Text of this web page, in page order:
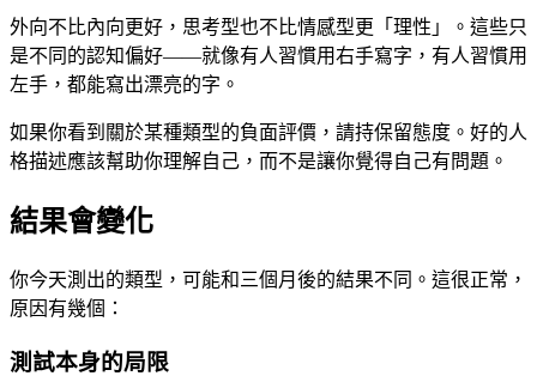
外向不比內向更好，思考型也不比情感型更「理性」。這些只
是不同的認知偏好——就像有人習慣用右手寫字，有人習慣用
左手，都能寫出漂亮的字。
如果你看到關於某種類型的負面評價，請持保留態度。好的人
格描述應該幫助你理解自己，而不是讓你覺得自己有問題。
結果會變化
你今天測出的類型，可能和三個月後的結果不同。這很正常，
原因有幾個：
測試本身的局限